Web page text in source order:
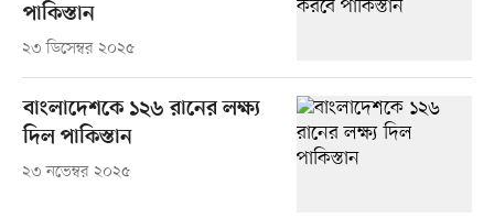
পাকিস্তান
২৩ ডিসেম্বর ২০২৫
বাংলাদেশকে ১২৬ রানের লক্ষ্য
দিল পাকিস্তান
২৩ নভেম্বর ২০২৫